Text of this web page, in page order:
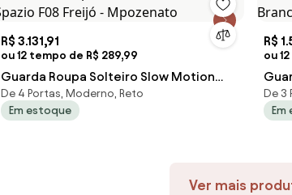
R$ 3.131,91
ou 12 tempo de R$ 289,99
Guarda Roupa Solteiro Slow Motion
Spazio F08 Freijó - Mpozenato
De 4 Portas, Moderno, Reto
Em estoque
R$
ou
De 3
Ver mais